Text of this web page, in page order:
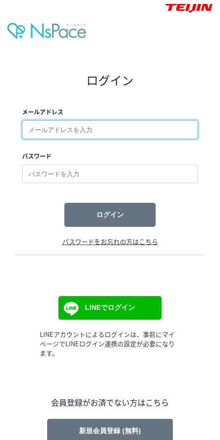
ログイン
メールアドレス
パスワード
ログイン
パスワードをお忘れの方はこちら
LINEでログイン
LINEアカウントによるログインは、事前にマイ
ページでLINEログイン連携の設定が必要になり
ます。
会員登録がお済でない方はこちら
新規会員登録 (無料)